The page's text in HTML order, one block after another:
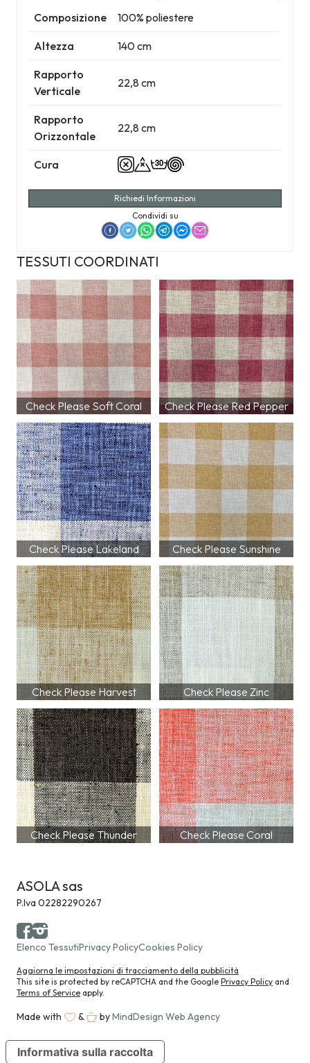
Composizione 100% poliestere
Altezza 140 cm
Rapporto
Verticale
22,8 cm
Rapporto
Orizzontale
22,8 cm
Cura
Richiedi Informazioni
Condividi su
TESSUTI COORDINATI
Check Please Soft Coral Check Please Red Pepper
Check Please Lakeland Check Please Sunshine
Check Please Harvest Check Please Zinc
Check Please Thunder Check Please Coral
ASOLA sas
P.Iva 02282290267
Elenco TessutiPrivacy PolicyCookies Policy
Made with & byMindDesign Web Agency
Aggiorna le impostazioni di tracciamento della pubblicità
This site is protected by reCAPTCHA and the Google Privacy Policy and
Terms of Service apply.
Informativa sulla raccolta